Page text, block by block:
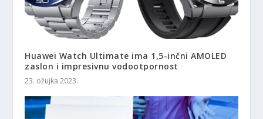
Huawei Watch Ultimate ima 1,5-inčni AMOLED
zaslon i impresivnu vodootpornost
23. ožujka 2023.